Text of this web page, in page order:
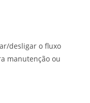
desligar o fluxo
manutenção ou